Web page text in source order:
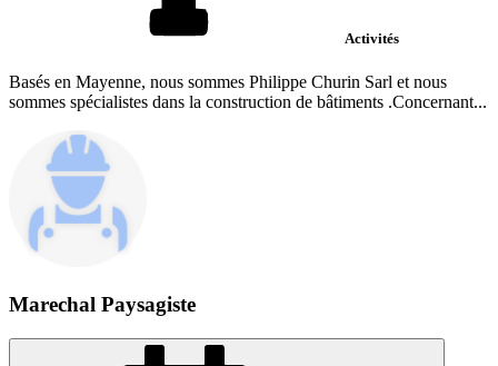
Activités
Basés en Mayenne, nous sommes Philippe Churin Sarl et nous
sommes spécialistes dans la construction de bâtiments .Concernant...
Marechal Paysagiste